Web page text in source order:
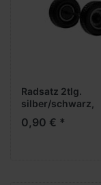
Radsatz 2tlg.
silber/schwarz,
Aufliegerachse
0,90 € *